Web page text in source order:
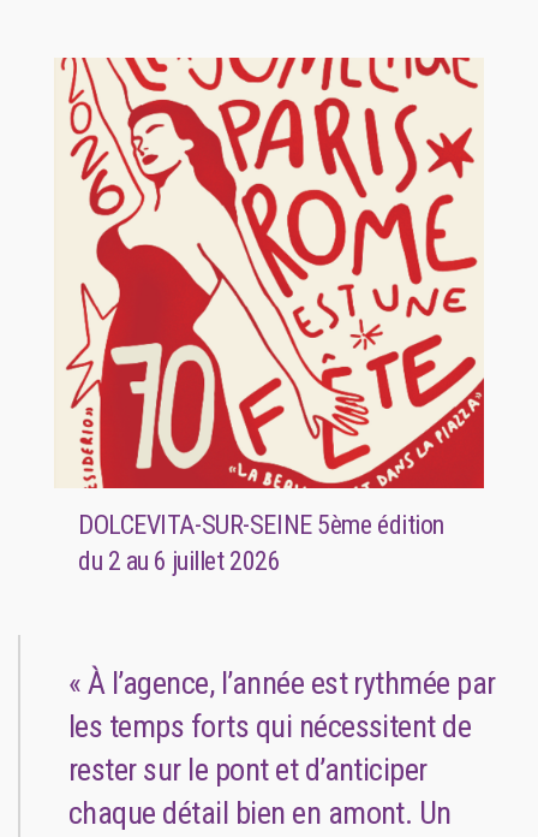
DOLCEVITA-SUR-SEINE 5ème édition
du 2 au 6 juillet 2026
« À l’agence, l’année est rythmée par
les temps forts qui nécessitent de
rester sur le pont et d’anticiper
chaque détail bien en amont. Un